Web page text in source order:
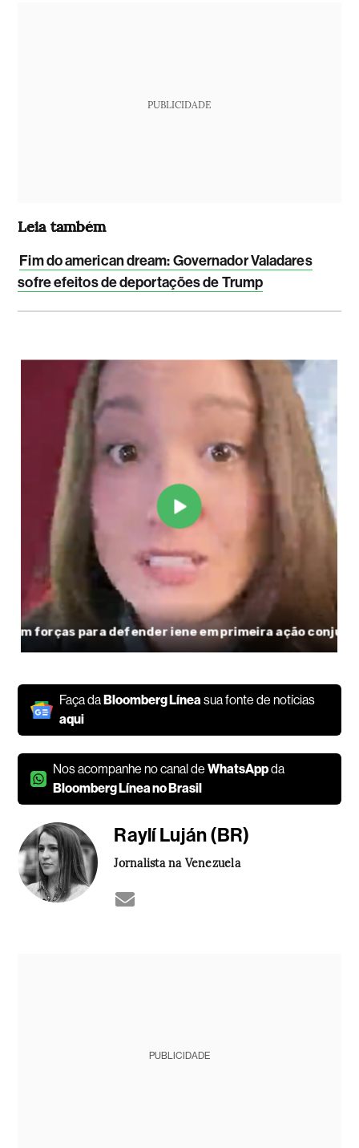
PUBLICIDADE
Leia também
Fim do american dream: Governador Valadares
sofre efeitos de deportações de Trump
Faça daBloomberg Líneasua fonte de notícias
aqui
Nos acompanhe no canal deWhatsAppda
Bloomberg Línea no Brasil
Raylí Luján (BR)
Jornalista na Venezuela
PUBLICIDADE